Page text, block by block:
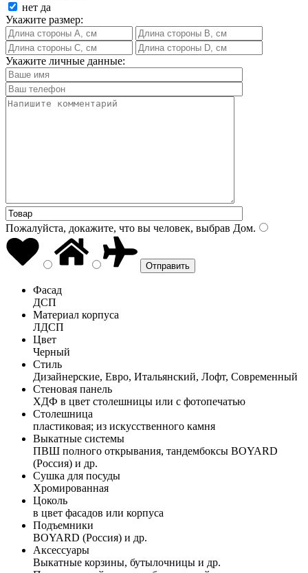
нет да
Укажите размер:
Укажите личные данные:
Пожалуйста, докажите, что вы человек, выбрав Дом.
Фасад
ДСП
Материал корпуса
ЛДСП
Цвет
Черный
Стиль
Дизайнерские, Евро, Итальянский, Лофт, Современный
Стеновая панель
ХДФ в цвет столешницы или с фотопечатью
Столешница
пластиковая; из искусственного камня
Выкатные системы
ПВШ полного открывания, тандембоксы BOYARD
(Россия) и др.
Сушка для посуды
Хромированная
Цоколь
в цвет фасадов или корпуса
Подъемники
BOYARD (Россия) и др.
Аксессуары
Выкатные корзины, бутылочницы и др.